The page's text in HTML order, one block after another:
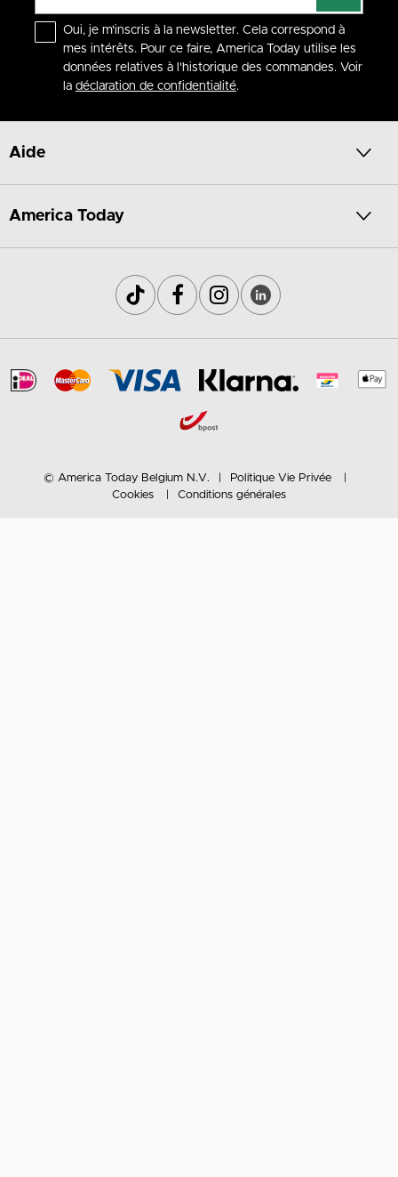
Oui, je m'inscris à la newsletter. Cela correspond à
mes intérêts. Pour ce faire, America Today utilise les
données relatives à l'historique des commandes. Voir
la déclaration de confidentialité.
Aide
America Today
© America Today Belgium N.V.
Politique Vie Privée
Cookies
Conditions générales